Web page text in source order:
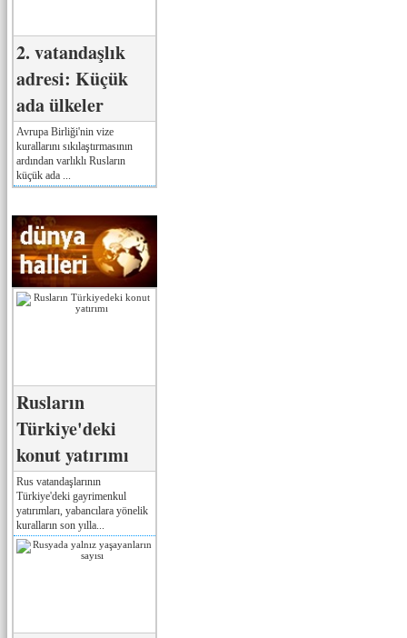
2. vatandaşlık
adresi: Küçük
ada ülkeler
Avrupa Birliği'nin vize
kurallarını sıkılaştırmasının
ardından varlıklı Rusların
küçük ada ...
Rusların
Türkiye'deki
konut yatırımı
Rus vatandaşlarının
Türkiye'deki gayrimenkul
yatırımları, yabancılara yönelik
kuralların son yılla...